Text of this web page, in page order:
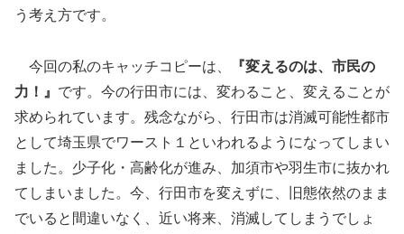
う考え方です。
今回の私のキャッチコピーは、
『変えるのは、市民の
力！』 です。今の行田市には、変わること、変えることが
求められています。残念ながら、行田市は消滅可能性都市
として埼玉県でワースト１といわれるようになってしまい
ました。少子化・高齢化が進み、加須市や羽生市に抜かれ
てしまいました。今、行田市を変えずに、旧態依然のまま
でいると間違いなく、近い将来、消滅してしまうでしょ